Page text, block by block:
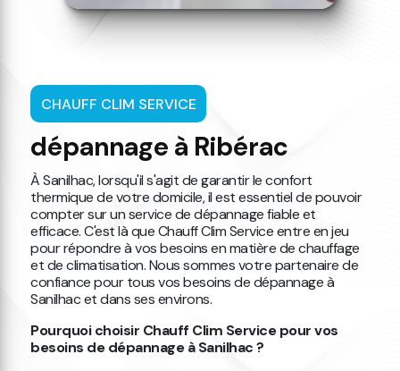
CHAUFF CLIM SERVICE
dépannage à Ribérac
À Sanilhac, lorsqu'il s'agit de garantir le confort
thermique de votre domicile, il est essentiel de pouvoir
compter sur un service de dépannage fiable et
efficace. C'est là que Chauff Clim Service entre en jeu
pour répondre à vos besoins en matière de chauffage
et de climatisation. Nous sommes votre partenaire de
confiance pour tous vos besoins de dépannage à
Sanilhac et dans ses environs.
Pourquoi choisir Chauff Clim Service pour vos
besoins de dépannage à Sanilhac ?